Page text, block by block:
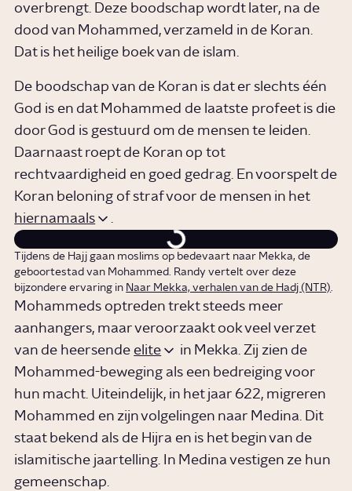
overbrengt. Deze boodschap wordt later, na de
dood van Mohammed, verzameld in de Koran.
Dat is het heilige boek van de islam.
De boodschap van de Koran is dat er slechts één
God is en dat Mohammed de laatste profeet is die
door God is gestuurd om de mensen te leiden.
Daarnaast roept de Koran op tot
rechtvaardigheid en goed gedrag. En voorspelt de
Koran beloning of straf voor de mensen in het
hiernamaals
.
Tijdens de Hajj gaan moslims op bedevaart naar Mekka, de
geboortestad van Mohammed. Randy vertelt over deze
bijzondere ervaring in Naar Mekka, verhalen van de Hadj (NTR).
Mohammeds optreden trekt steeds meer
aanhangers, maar veroorzaakt ook veel verzet
van de heersende elite
in Mekka. Zij zien de
Mohammed-beweging als een bedreiging voor
hun macht. Uiteindelijk, in het jaar 622, migreren
Mohammed en zijn volgelingen naar Medina. Dit
staat bekend als de Hijra en is het begin van de
islamitische jaartelling. In Medina vestigen ze hun
gemeenschap.